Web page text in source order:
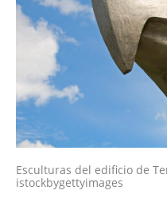
Esculturas del edificio de
istockbygettyimages